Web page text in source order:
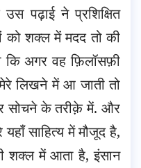
पढ़ाई ने प्रशिक्षित
को शक्ल में मदद तो की
कि अगर वह फ़िलॉसफ़ी
लिखने में आ जाती तो
सोचने के तरीक़े में. और
यहाँ साहित्य में मौजूद है,
शक्ल में आता है, इंसान